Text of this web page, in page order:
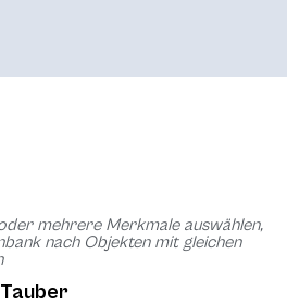
mehrere Merkmale auswählen,
nach Objekten mit gleichen